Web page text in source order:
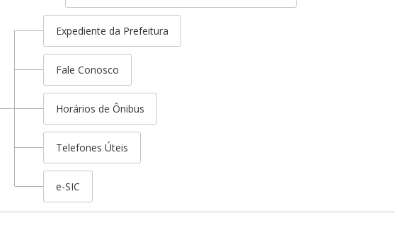
Expediente da Prefeitura
Fale Conosco
Horários de Ônibus
Telefones Úteis
e-SIC